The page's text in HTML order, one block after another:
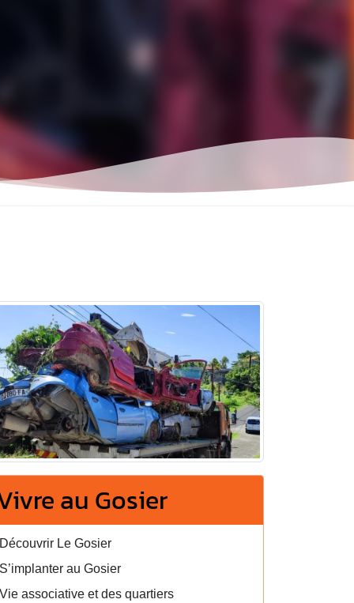
au Gosier
Découvrir Le Gosier
S’implanter au Gosier
Vie associative et des quartiers